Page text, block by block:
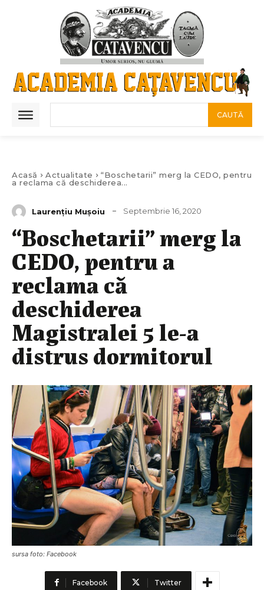
CAUTĂ
Acasă Actualitate
“Boschetarii” merg la CEDO, pentru
a reclama că deschiderea...
Laurenţiu Muşoiu Septembrie 16, 2020
“Boschetarii” merg la
CEDO, pentru a
reclama că
deschiderea
Magistralei 5 le-a
distrus dormitorul
sursa foto: Facebook
Facebook Twitter